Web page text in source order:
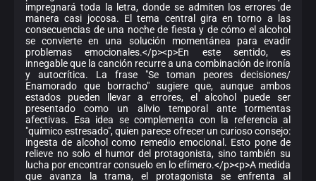
impregnará toda la letra, donde se admiten los errores de
manera casi jocosa. El tema central gira en torno a las
consecuencias de una noche de fiesta y de cómo el alcohol
se convierte en una solución momentánea para evadir
problemas emocionales.</p><p>En este sentido, es
innegable que la canción recurre a una combinación de ironía
y autocrítica. La frase "Se toman peores decisiones/
Enamorado que borracho" sugiere que, aunque ambos
estados pueden llevar a errores, el alcohol puede ser
presentado como un alivio temporal ante tormentas
afectivas. Esa idea se complementa con la referencia al
"químico estresado", quien parece ofrecer un curioso consejo:
ingesta de alcohol como remedio emocional. Esto pone de
relieve no solo el humor del protagonista, sino también su
lucha por encontrar consuelo en lo efímero.</p><p>A medida
que avanza la trama, el protagonista se enfrenta al